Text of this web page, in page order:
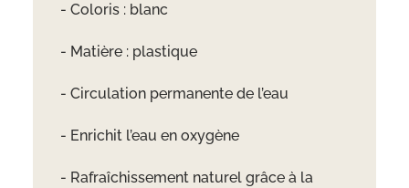
- Coloris : blanc
- Matière : plastique
- Circulation permanente de l’eau
- Enrichit l’eau en oxygène
- Rafraîchissement naturel grâce à la